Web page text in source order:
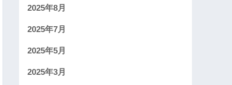
2025年8月
2025年7月
2025年5月
2025年3月